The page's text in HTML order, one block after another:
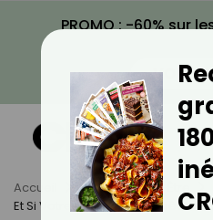
PROMO : -60% sur
VOIR
Accueil Actus
Bien-Être
Et Si Votre Dîner Vous Empêchait